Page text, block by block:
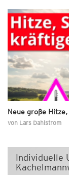
Neue große
von Lars Dahlstrom
Individuelle